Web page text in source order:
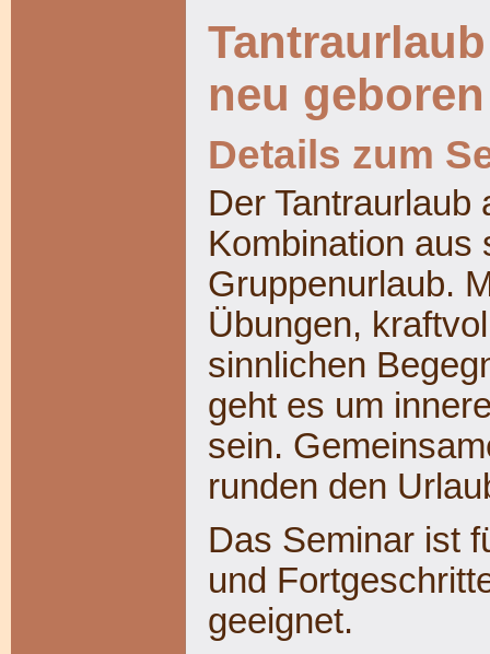
neu
Details zum
Der Tantraurlaub
Kombination aus
Gruppenurlaub.
Übungen,
sinnlichen
geht es um
sein.
runden den
Das Seminar ist
und
geeignet.